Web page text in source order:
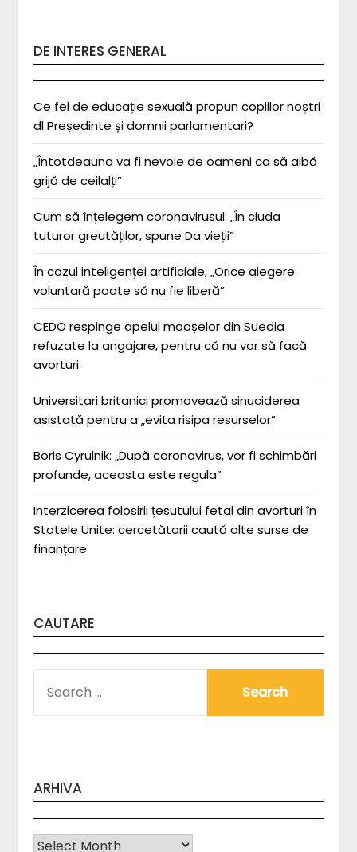
DE INTERES GENERAL
Ce fel de educație sexuală propun copiilor noștri
dl Președinte și domnii parlamentari?
„Întotdeauna va fi nevoie de oameni ca să aibă
grijă de ceilalți”
Cum să înțelegem coronavirusul: „În ciuda
tuturor greutăților, spune Da vieții”
În cazul inteligenței artificiale, „Orice alegere
voluntară poate să nu fie liberă”
CEDO respinge apelul moașelor din Suedia
refuzate la angajare, pentru că nu vor să facă
avorturi
Universitari britanici promovează sinuciderea
asistată pentru a „evita risipa resurselor”
Boris Cyrulnik: „După coronavirus, vor fi schimbări
profunde, aceasta este regula”
Interzicerea folosirii țesutului fetal din avorturi în
Statele Unite: cercetătorii caută alte surse de
finanțare
CAUTARE
FOR:
ARHIVA
Arhiva